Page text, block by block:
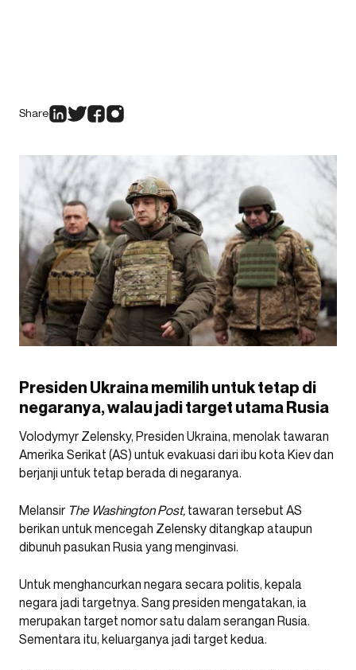
Share
Presiden Ukraina memilih untuk tetap di
negaranya, walau jadi target utama Rusia
Volodymyr Zelensky, Presiden Ukraina, menolak tawaran
Amerika Serikat (AS) untuk evakuasi dari ibu kota Kiev dan
berjanji untuk tetap berada di negaranya.
Melansir The Washington Post, tawaran tersebut AS
berikan untuk mencegah Zelensky ditangkap ataupun
dibunuh pasukan Rusia yang menginvasi.
Untuk menghancurkan negara secara politis, kepala
negara jadi targetnya. Sang presiden mengatakan, ia
merupakan target nomor satu dalam serangan Rusia.
Sementara itu, keluarganya jadi target kedua.